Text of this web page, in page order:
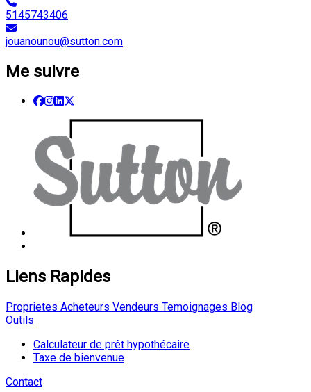
5145743406
jouanounou@sutton.com
Me suivre
Liens Rapides
Proprietes Acheteurs Vendeurs Temoignages Blog
Outils
Calculateur de prêt hypothécaire
Taxe de bienvenue
Contact